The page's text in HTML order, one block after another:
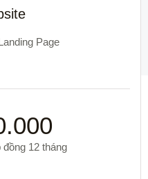
Page
12 tháng